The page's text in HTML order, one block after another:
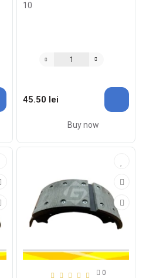
10
45.50 lei
Buy now
0